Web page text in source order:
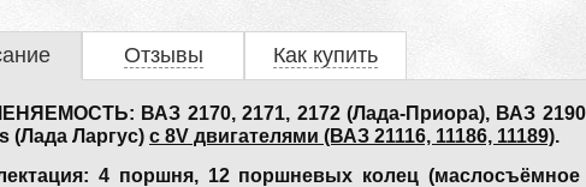
Отзывы Как купить
ВАЗ 2170, 2171, 2172 (Лада-Приора), ВАЗ
(Лада Ларгус) с 8V двигателями (ВАЗ 21116, 11186, 11189).
4 поршня, 12 поршневых колец